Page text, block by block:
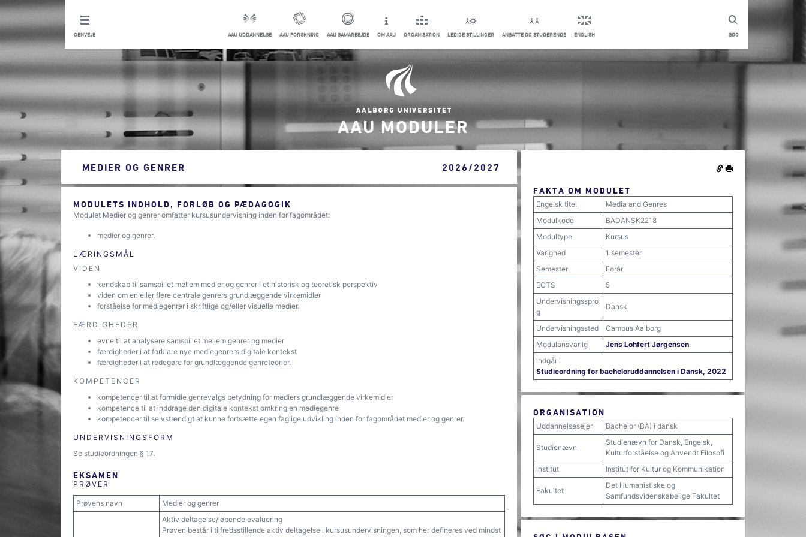
SØG
GENVEJE AAU UDDANNELSE AAU FORSKNING AAU SAMARBEJDE OM AAU ORGANISATION LEDIGE STILLINGER ANSATTE OG STUDERENDE ENGLISH
AAU MODULER
MEDIER OG GENRER 2026/2027
MODULETS INDHOLD, FORLØB OG PÆDAGOGIK
Modulet Medier og genrer omfatter kursusundervisning inden for fagområdet:
medier og genrer.
LÆRINGSMÅL
VIDEN
kendskab til samspillet mellem medier og genrer i et historisk og teoretisk perspektiv
viden om en eller flere centrale genrers grundlæggende virkemidler
forståelse for mediegenrer i skriftlige og/eller visuelle medier.
FÆRDIGHEDER
evne til at analysere samspillet mellem genrer og medier
færdigheder i at forklare nye mediegenrers digitale kontekst
færdigheder i at redegøre for grundlæggende genreteorier.
KOMPETENCER
kompetencer til at formidle genrevalgs betydning for mediers grundlæggende virkemidler
kompetence til at inddrage den digitale kontekst omkring en mediegenre
kompetencer til selvstændigt at kunne fortsætte egen faglige udvikling inden for fagområdet medier og genrer.
UNDERVISNINGSFORM
Se studieordningen § 17.
EKSAMEN
PRØVER
Prøvens navn
Medier og genrer
Aktiv deltagelse/løbende evaluering
Prøven består i tilfredsstillende aktiv deltagelse i kursusundervisningen, som her defineres ved mindst
FAKTA OM MODULET
Engelsk titel
Media and Genres
Modulkode
BADANSK2218
Modultype
Kursus
Varighed
1 semester
Semester
Forår
ECTS
5
Undervisningsspro
g
Dansk
Undervisningssted
Campus Aalborg
Modulansvarlig
Jens Lohfert Jørgensen
Indgår i
Studieordning for bacheloruddannelsen i Dansk, 2022
ORGANISATION
Uddannelsesejer Bachelor (BA) i dansk
Studienævn
Studienævn for Dansk, Engelsk,
Kulturforståelse og Anvendt Filosofi
Institut
Institut for Kultur og Kommunikation
Fakultet
Det Humanistiske og
Samfundsvidenskabelige Fakultet